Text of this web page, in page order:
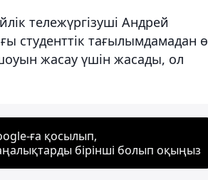
тележүргізуші Андрей
студенттік тағылымдамадан
жасау үшін жасады, ол
ға қосылып,
бірінші болып оқыңыз